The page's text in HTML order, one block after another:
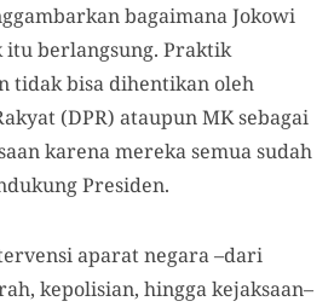
bagaimana Jokowi
berlangsung. Praktik
tidak bisa dihentikan oleh
(DPR) ataupun MK sebagai
karena mereka semua sudah
Presiden.
aparat negara –dari
kepolisian, hingga kejaksaan–